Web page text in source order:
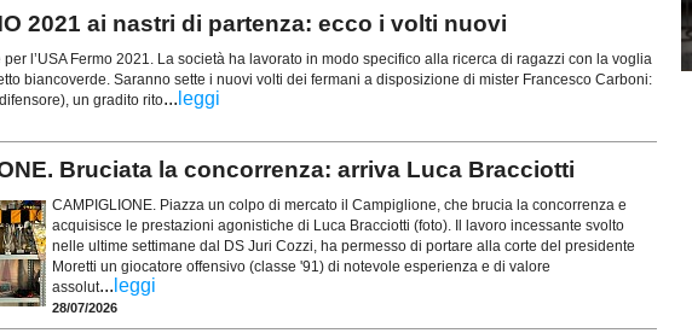
2021 ai nastri di partenza: ecco i volti nuovi
l’USA Fermo 2021. La società ha lavorato in modo specifico alla ricerca di ragazzi con la voglia
biancoverde. Saranno sette i nuovi volti dei fermani a disposizione di mister Francesco Carboni:
un gradito rito... leggi
Bruciata la concorrenza: arriva Luca Bracciotti
CAMPIGLIONE. Piazza un colpo di mercato il Campiglione, che brucia la concorrenza e
acquisisce le prestazioni agonistiche di Luca Bracciotti (foto). Il lavoro incessante svolto
nelle ultime settimane dal DS Juri Cozzi, ha permesso di portare alla corte del presidente
Moretti un giocatore offensivo (classe '91) di notevole esperienza e di valore
assolut... leggi
28/07/2026